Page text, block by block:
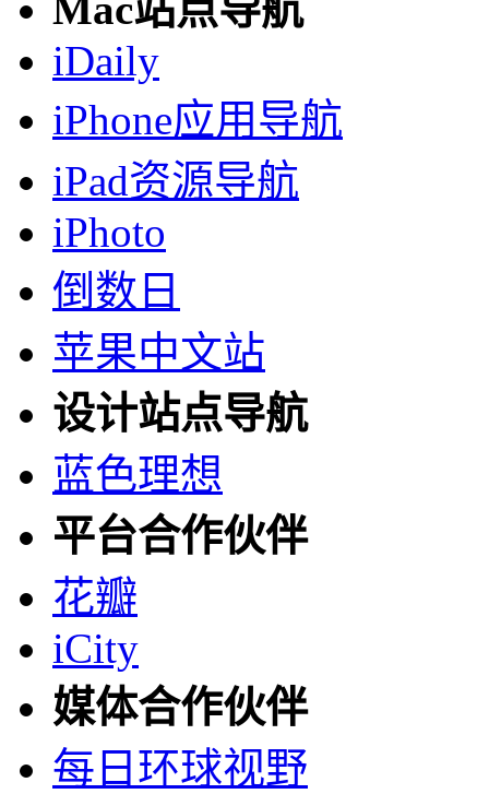
iDaily
iPhone应用导航
iPad资源导航
iPhoto
倒数日
苹果中文站
设计站点导航
蓝色理想
平台合作伙伴
花瓣
iCity
媒体合作伙伴
每日环球视野